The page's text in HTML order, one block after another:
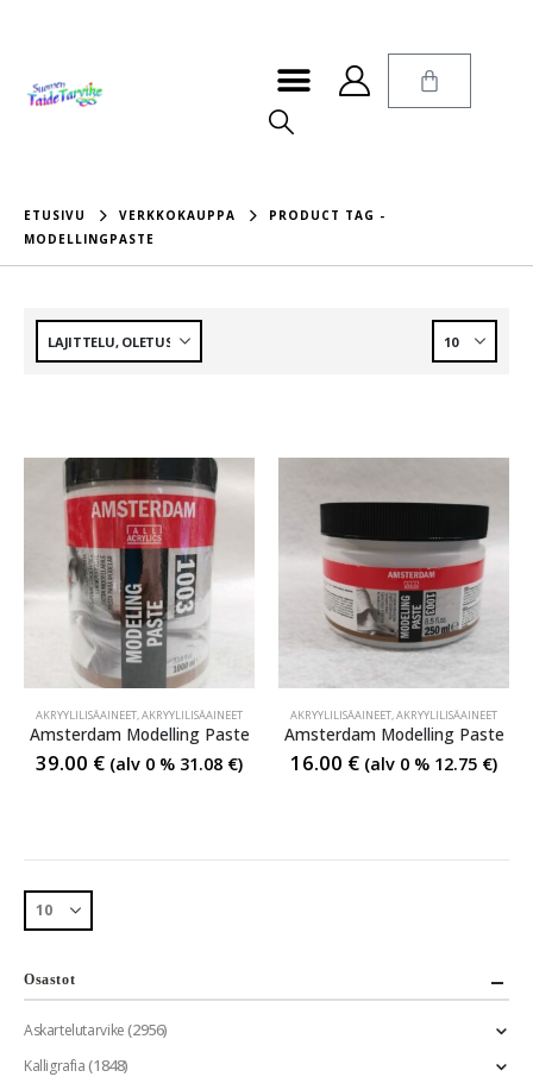
ETUSIVU VERKKOKAUPPA
PRODUCT TAG -
MODELLINGPASTE
AKRYYLILISÄAINEET,AKRYYLILISÄAINEET
Amsterdam Modelling Paste
39.00 € (alv 0 % 31.08 €)
AKRYYLILISÄAINEET,AKRYYLILISÄAINEET
Amsterdam Modelling Paste
16.00 € (alv 0 % 12.75 €)
Osastot
Askartelutarvike(2956)
Kalligrafia(1848)